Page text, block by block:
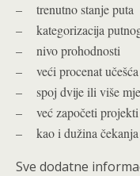
– trenutno stanje puta
– kategorizacija
– nivo prohodnosti
– veći procenat učešća
– spoj dvije ili više
– već započeti projekti
– kao i dužina čekanja
Sve dodatne